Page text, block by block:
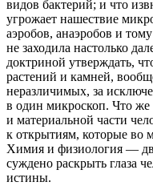
видов бактерий; и что
угрожает нашествие
аэробов, анаэробов и
не заходила настолько
доктриной утверждать,
растений и камней,
неразличимых, за
в один микроскоп. Что же
и материальной части
к открытиям, которые во
Химия и физиология —
суждено раскрыть глаза
истины.